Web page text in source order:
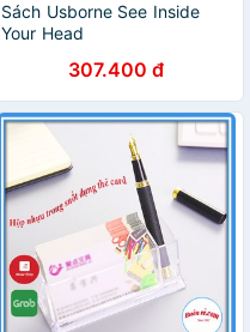
Sách Usborne See Inside
Your Head
307.400 đ